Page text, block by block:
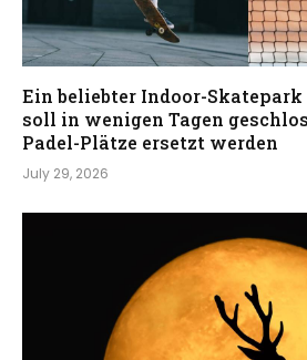
Ein beliebter Indoor-
soll in wenigen Tagen
Padel-Plätze ersetzt werden
July 29, 2026